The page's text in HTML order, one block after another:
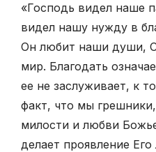
«Господь видел наше
видел нашу нужду в
Он любит наши души,
мир. Благодать
ее не заслуживает, к
факт, что мы
милости и любви
делает проявление